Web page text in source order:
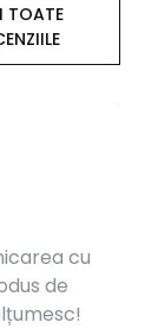
TOATE
cu
de